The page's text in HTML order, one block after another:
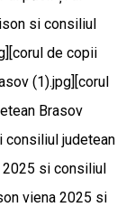
si consiliul
de copii
(1).jpg][corul
Brasov
consiliul judetean
2025 si consiliul
viena 2025 si